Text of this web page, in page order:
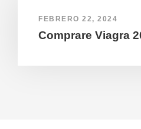
FEBRERO 22, 2024
Comprare Viagra